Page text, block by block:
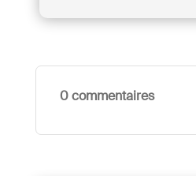
0 commentaires